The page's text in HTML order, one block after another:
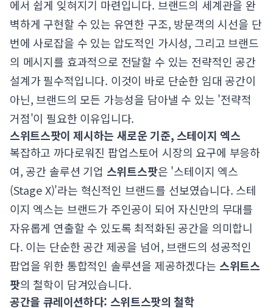
에서 쉽게 잊혀지기 마련입니다. 브랜드의 세계관을 완
벽하게 구현할 수 있는 유연한 구조, 방문객의 시선을 단
번에 사로잡을 수 있는 압도적인 가시성, 그리고 브랜드
의 메시지를 효과적으로 전달할 수 있는 전략적인 공간
설계가 필수적입니다. 이것이 바로 단순한 임대 공간이
아닌, 브랜드의 모든 가능성을 담아낼 수 있는 '전략적
거점'이 필요한 이유입니다.
스위트스팟이 제시하는 새로운 기준, 스테이지 엑스
복잡하고 까다로워진 팝업스토어 시장의 요구에 부응하
여, 공간 솔루션 기업 스위트스팟은 '스테이지 엑스
(Stage X)'라는 혁신적인 브랜드를 선보였습니다. 스테
이지 엑스는 브랜드가 주인공이 되어 자신만의 무대를
자유롭게 연출할 수 있도록 최적화된 공간을 의미합니
다. 이는 단순한 공간 제공을 넘어, 브랜드의 성공적인
팝업을 위한 통합적인 솔루션을 제공하겠다는 스위트스
팟의 철학이 담겨있습니다.
공간을 큐레이션하다: 스위트스팟의 철학